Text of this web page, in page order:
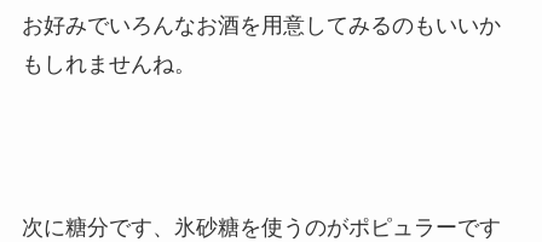
お好みでいろんなお酒を用意してみるのもいいか
もしれませんね。
次に糖分です、氷砂糖を使うのがポピュラーです